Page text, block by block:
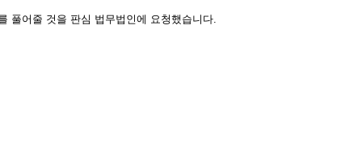
풀어줄 것을 판심 법무법인에 요청했습니다.